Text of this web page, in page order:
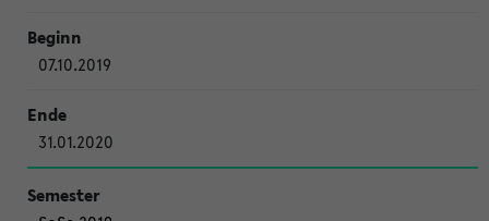
07.10.2019
31.01.2020